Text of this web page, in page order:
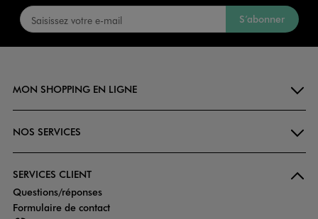
S’abonner
MON SHOPPING EN LIGNE
NOS SERVICES
SERVICES CLIENT
Questions/réponses
Formulaire de contact